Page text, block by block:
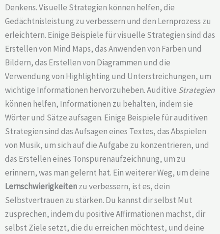
Denkens. Visuelle Strategien können helfen, die
Gedächtnisleistung zu verbessern und den Lernprozess zu
erleichtern. Einige Beispiele für visuelle Strategien sind das
Erstellen von Mind Maps, das Anwenden von Farben und
Bildern, das Erstellen von Diagrammen und die
Verwendung von Highlighting und Unterstreichungen, um
wichtige Informationen hervorzuheben. Auditive Strategien
können helfen, Informationen zu behalten, indem sie
Wörter und Sätze aufsagen. Einige Beispiele für auditiven
Strategien sind das Aufsagen eines Textes, das Abspielen
von Musik, um sich auf die Aufgabe zu konzentrieren, und
das Erstellen eines Tonspurenaufzeichnung, um zu
erinnern, was man gelernt hat. Ein weiterer Weg, um deine
Lernschwierigkeitenzu verbessern, ist es, dein
Selbstvertrauen zu stärken. Du kannst dir selbst Mut
zusprechen, indem du positive Affirmationen machst, dir
selbst Ziele setzt, die du erreichen möchtest, und deine